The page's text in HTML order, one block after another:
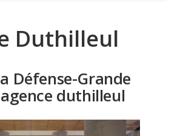
Duthilleul
Défense-Grande
duthilleul